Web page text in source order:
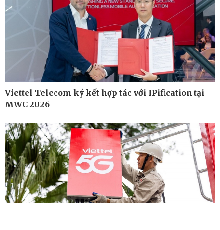
Công nghệ
Sành điệu
Tin Công nghệ
Trải nghiệm
Chuyển đổi số
Sức khỏe
Dinh dưỡng - món ngon
Cây thuốc
Sản phụ khoa
Nhi khoa
Viettel Telecom ký kết hợp tác với IPification tại
MWC 2026